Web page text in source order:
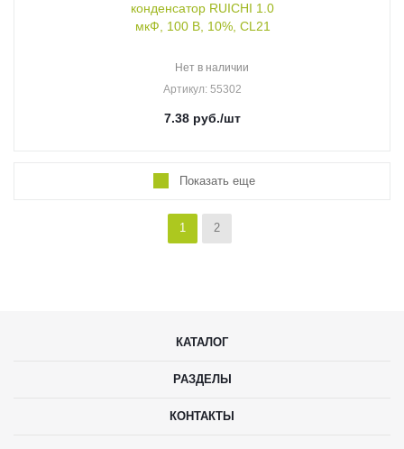
конденсатор RUICHI 1.0
мкФ, 100 В, 10%, CL21
Нет в наличии
Артикул: 55302
7.38 руб./шт
Показать еще
1 2
КАТАЛОГ
РАЗДЕЛЫ
КОНТАКТЫ